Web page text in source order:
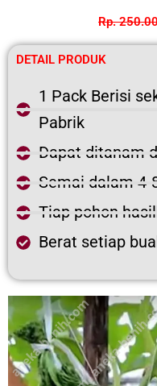
Rp.
DETAIL PRODUK
1 Pack Berisi
Pabrik
Dapat ditanam
Semai dalam 4-
Tiap pohon
Berat setiap